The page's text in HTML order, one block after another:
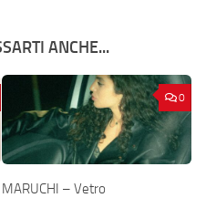
ANCHE...
0
MARUCHI – Vetro